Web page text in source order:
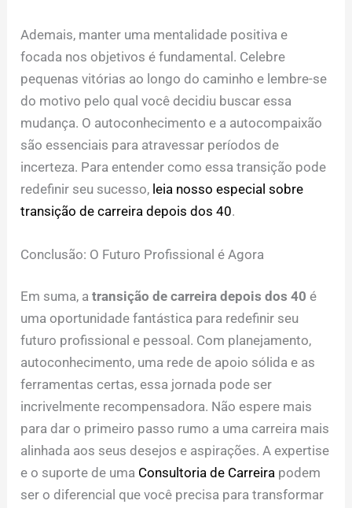
Ademais, manter uma mentalidade positiva e
focada nos objetivos é fundamental. Celebre
pequenas vitórias ao longo do caminho e lembre-se
do motivo pelo qual você decidiu buscar essa
mudança. O autoconhecimento e a autocompaixão
são essenciais para atravessar períodos de
incerteza. Para entender como essa transição pode
redefinir seu sucesso, leia nosso especial sobre
transição de carreira depois dos 40.
Conclusão: O Futuro Profissional é Agora
Em suma, atransição de carreira depois dos 40 é
uma oportunidade fantástica para redefinir seu
futuro profissional e pessoal. Com planejamento,
autoconhecimento, uma rede de apoio sólida e as
ferramentas certas, essa jornada pode ser
incrivelmente recompensadora. Não espere mais
para dar o primeiro passo rumo a uma carreira mais
alinhada aos seus desejos e aspirações. A expertise
e o suporte de uma Consultoria de Carreira podem
ser o diferencial que você precisa para transformar